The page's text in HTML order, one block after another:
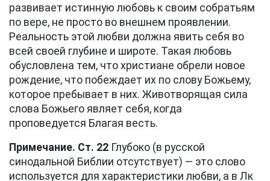
развивает истинную любовь к своим собратьям
по вере, не просто во внешнем проявлении.
Реальность этой любви должна явить себя во
всей своей глубине и широте. Такая любовь
обусловлена тем, что христиане обрели новое
рождение, что побеждает их по слову Божьему,
которое пребывает в них. Животворящая сила
слова Божьего являет себя, когда
проповедуется Благая весть.
Примечание. Ст. 22 Глубоко (в русской
синодальной Библии отсутствует) — это слово
используется для характеристики любви, а в Лк